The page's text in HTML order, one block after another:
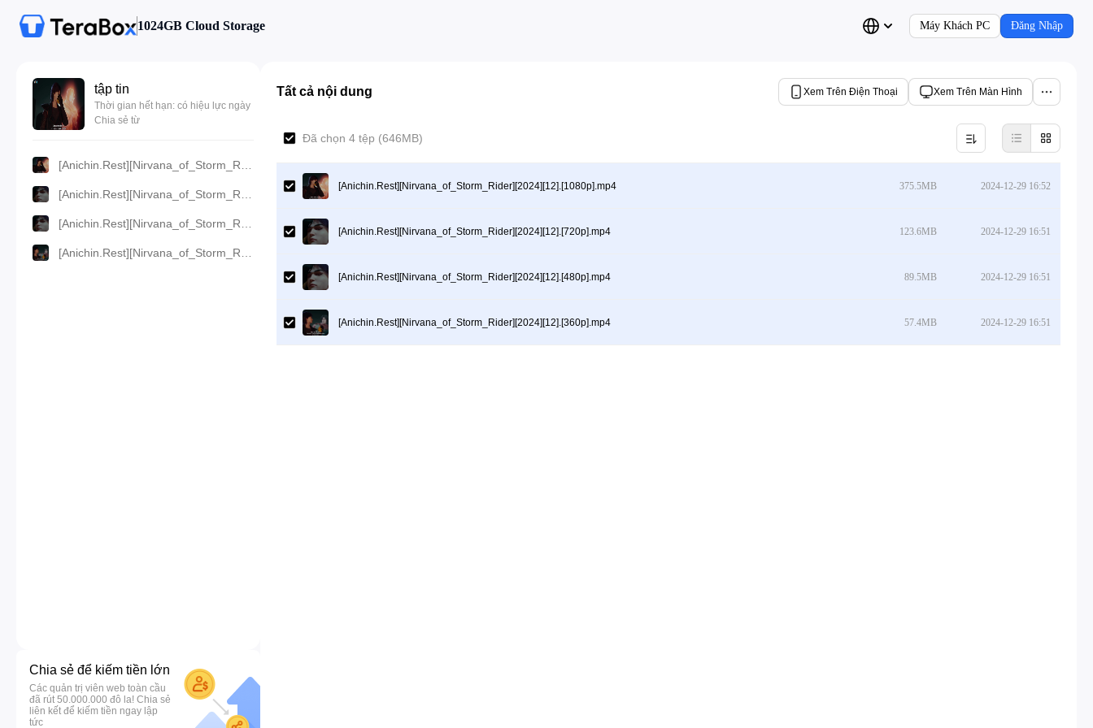
1024GB Cloud Storage Máy Khách PC Đăng Nhập
tập tin
Thời gian hết hạn: có hiệu lực ngày
Chia sẻ từ
Chia sẻ để kiếm tiền lớn
Các quản trị viên web toàn cầu
đã rút 50.000.000 đô la! Chia sẻ
liên kết để kiếm tiền ngay lập
tức
Tất cả nội dung Xem Trên Điện Thoại Xem Trên Màn Hình
Đã chọn 4 tệp (646MB)
[Anichin.Rest][Nirvana_of_Storm_Rider][2024][12].[1080p].mp4 375.5MB 2024-12-29 16:52
[Anichin.Rest][Nirvana_of_Storm_Rider][2024][12].[720p].mp4 123.6MB 2024-12-29 16:51
[Anichin.Rest][Nirvana_of_Storm_Rider][2024][12].[480p].mp4 89.5MB 2024-12-29 16:51
[Anichin.Rest][Nirvana_of_Storm_Rider][2024][12].[360p].mp4 57.4MB 2024-12-29 16:51